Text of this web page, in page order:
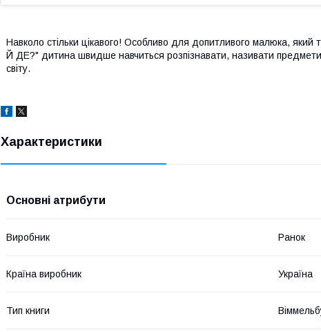
Навколо стільки цікавого! Особливо для допитливого малюка, який
Й ДЕ?" дитина швидше навчиться розпізнавати, називати
світу.
Характеристики
Основні атрибути
Виробник Ранок
Країна виробник Україна
Тип книги